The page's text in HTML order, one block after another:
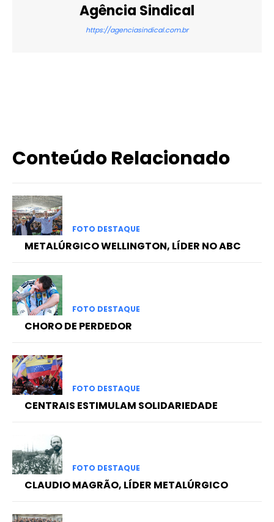
Agência Sindical
https://agenciasindical.com.br
Conteúdo Relacionado
FOTO DESTAQUE
METALÚRGICO WELLINGTON, LÍDER NO ABC
FOTO DESTAQUE
CHORO DE PERDEDOR
FOTO DESTAQUE
CENTRAIS ESTIMULAM SOLIDARIEDADE
FOTO DESTAQUE
CLAUDIO MAGRÃO, LÍDER METALÚRGICO